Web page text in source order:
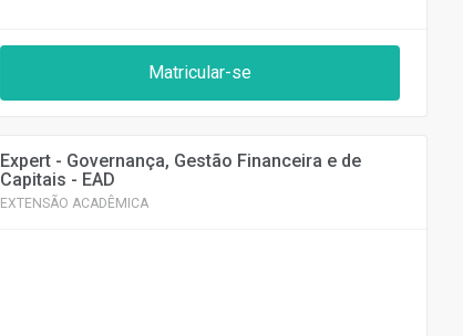
Matricular-se
Expert - Governança, Gestão Financeira e de
Capitais - EAD
EXTENSÃO ACADÊMICA